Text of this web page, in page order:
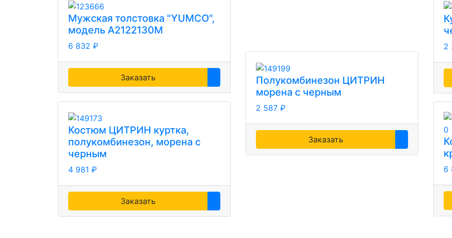
Мужская толстовка "YUMCO",
модель А2122130М
6 832 ₽
Заказать
Костюм ЦИТРИН куртка,
полукомбинезон, морена с
черным
4 981 ₽
Заказать
Полукомбинезон ЦИТРИН
морена с черным
2 587 ₽
Заказать
2
6